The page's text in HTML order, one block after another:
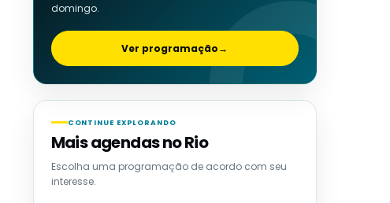
domingo.
Ver programação→
CONTINUE EXPLORANDO
Mais agendas no Rio
Escolha uma programação de acordo com seu
interesse.